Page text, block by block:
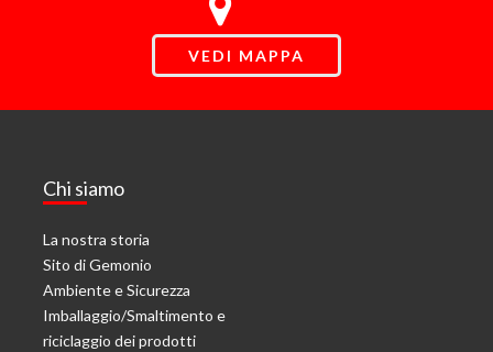
VEDI MAPPA
Chi siamo
La nostra storia
Sito di Gemonio
Ambiente e Sicurezza
Imballaggio/Smaltimento e
riciclaggio dei prodotti